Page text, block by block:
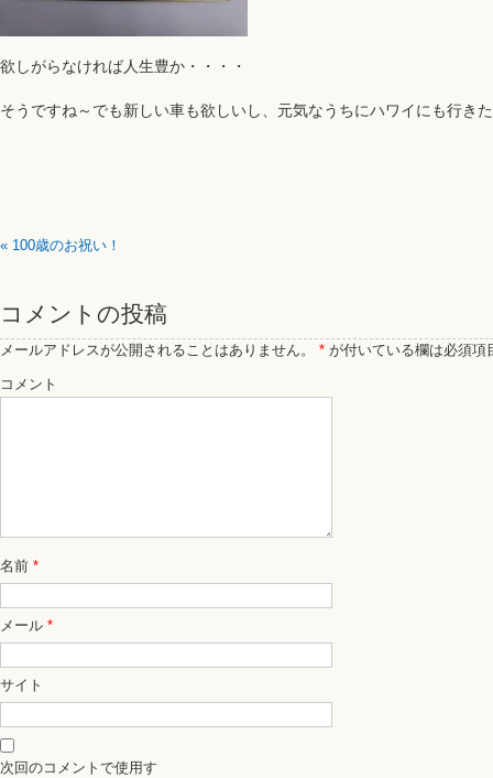
欲しがらなければ人生豊か・・・・
そうですね～でも新しい車も欲しいし、元気なうちにハワイにも行き
« 100歳のお祝い！
コメントの投稿
メールアドレスが公開されることはありません。 * が付いている欄は必須項
コメント
名前 *
メール *
サイト
次回のコメントで使用す